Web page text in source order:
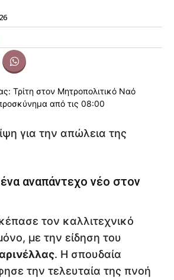
για την απώλεια της
αναπάντεχο νέο στον
τον καλλιτεχνικό
με την είδηση του
. Η σπουδαία
την τελευταία της πνοή